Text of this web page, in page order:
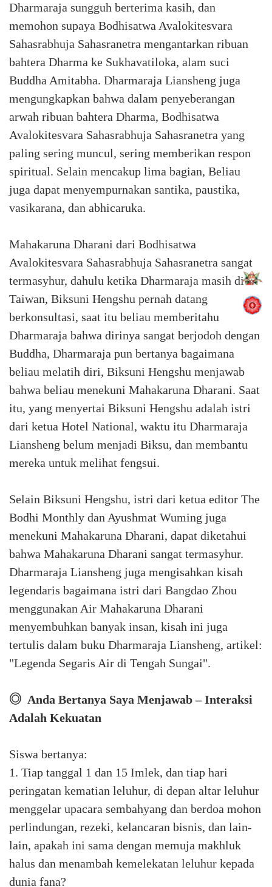
Dharmaraja sungguh berterima kasih, dan
memohon supaya Bodhisatwa Avalokitesvara
Sahasrabhuja Sahasranetra mengantarkan ribuan
bahtera Dharma ke Sukhavatiloka, alam suci
Buddha Amitabha. Dharmaraja Liansheng juga
mengungkapkan bahwa dalam penyeberangan
arwah ribuan bahtera Dharma, Bodhisatwa
Avalokitesvara Sahasrabhuja Sahasranetra yang
paling sering muncul, sering memberikan respon
spiritual. Selain mencakup lima bagian, Beliau
juga dapat menyempurnakan santika, paustika,
vasikarana, dan abhicaruka.
Mahakaruna Dharani dari Bodhisatwa
Avalokitesvara Sahasrabhuja Sahasranetra sangat
termasyhur, dahulu ketika Dharmaraja masih di
Taiwan, Biksuni Hengshu pernah datang
berkonsultasi, saat itu beliau memberitahu
Dharmaraja bahwa dirinya sangat berjodoh dengan
Buddha, Dharmaraja pun bertanya bagaimana
beliau melatih diri, Biksuni Hengshu menjawab
bahwa beliau menekuni Mahakaruna Dharani. Saat
itu, yang menyertai Biksuni Hengshu adalah istri
dari ketua Hotel National, waktu itu Dharmaraja
Liansheng belum menjadi Biksu, dan membantu
mereka untuk melihat fengsui.
Selain Biksuni Hengshu, istri dari ketua editor The
Bodhi Monthly dan Ayushmat Wuming juga
menekuni Mahakaruna Dharani, dapat diketahui
bahwa Mahakaruna Dharani sangat termasyhur.
Dharmaraja Liansheng juga mengisahkan kisah
legendaris bagaimana istri dari Bangdao Zhou
menggunakan Air Mahakaruna Dharani
menyembuhkan banyak insan, kisah ini juga
tertulis dalam buku Dharmaraja Liansheng, artikel:
"Legenda Segaris Air di Tengah Sungai".
◎ Anda Bertanya Saya Menjawab – Interaksi
Adalah Kekuatan
Siswa bertanya:
1. Tiap tanggal 1 dan 15 Imlek, dan tiap hari
peringatan kematian leluhur, di depan altar leluhur
menggelar upacara sembahyang dan berdoa mohon
perlindungan, rezeki, kelancaran bisnis, dan lain-
lain, apakah ini sama dengan memuja makhluk
halus dan menambah kemelekatan leluhur kepada
dunia fana?